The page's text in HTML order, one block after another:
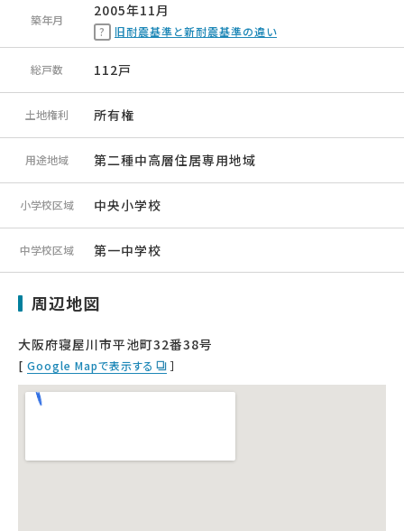
築年月
2005年11月
旧耐震基準と新耐震基準の違い
総戸数 112戸
土地権利 所有権
用途地域 第二種中高層住居専用地域
小学校区域 中央小学校
中学校区域 第一中学校
周辺地図
大阪府寝屋川市平池町32番38号
[ Google Mapで表示する ］